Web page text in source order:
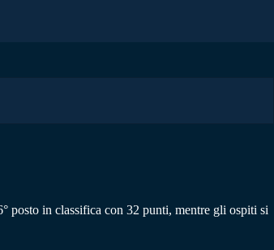
posto in classifica con 32 punti, mentre gli ospiti si